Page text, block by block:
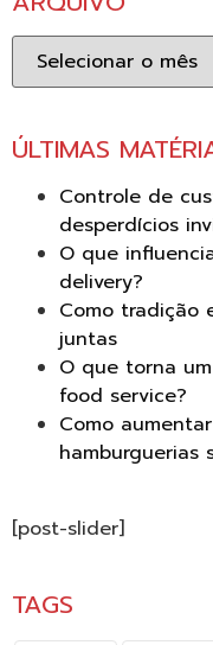
Arquivo
ÚLTIMAS
Controle de
desperdícios
O que
delivery?
Como tradição
juntas
O que torna
food service?
Como
hamburguerias
[post-slider]
TAGS